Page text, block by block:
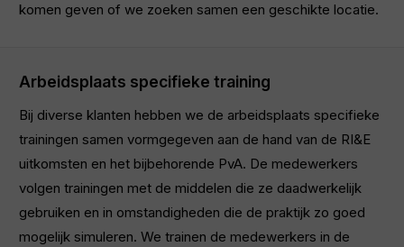
komen geven of we zoeken samen een geschikte locatie.
Arbeidsplaats specifieke training
Bij diverse klanten hebben we de arbeidsplaats specifieke
trainingen samen vormgegeven aan de hand van de RI&E
uitkomsten en het bijbehorende PvA. De medewerkers
volgen trainingen met de middelen die ze daadwerkelijk
gebruiken en in omstandigheden die de praktijk zo goed
mogelijk simuleren. We trainen de medewerkers in de